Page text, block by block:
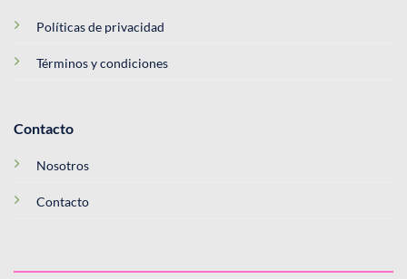
Políticas de privacidad
Términos y condiciones
Contacto
Nosotros
Contacto